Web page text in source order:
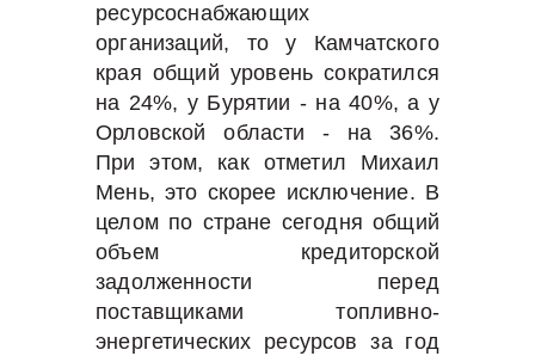
ресурсоснабжающих
организаций, то у Камчатского
края общий уровень сократился
на 24%, у Бурятии - на 40%, а у
Орловской области - на 36%.
При этом, как отметил Михаил
Мень, это скорее исключение. В
целом по стране сегодня общий
объем кредиторской
задолженности перед
поставщиками топливно-
энергетических ресурсов за год